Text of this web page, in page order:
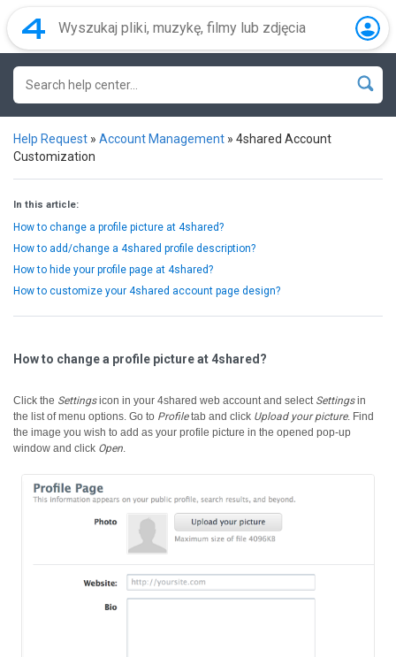
Help Request » Account Management » 4shared Account
Customization
In this article:
How to change a profile picture at 4shared?
How to add/change a 4shared profile description?
How to hide your profile page at 4shared?
How to customize your 4shared account page design?
How to change a profile picture at 4shared?
Click the Settingsicon in your 4shared web account and select Settingsin
the list of menu options. Go to Profiletab and click Upload your picture. Find
the image you wish to add as your profile picture in the opened pop-up
window and click Open.